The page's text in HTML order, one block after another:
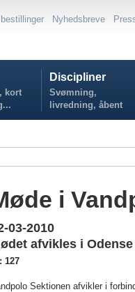
Nyhedsbreve
kort
Discipliner
Svømning,
livredning, åbent
vand...
i
03-2010
afvikles i
127
Sektionen afvikler i